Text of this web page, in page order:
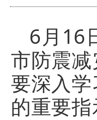
6月16
市防震
要深入
的重要